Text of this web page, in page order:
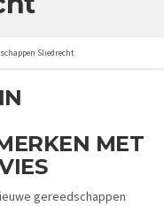
Sliedrecht
MET
gereedschappen